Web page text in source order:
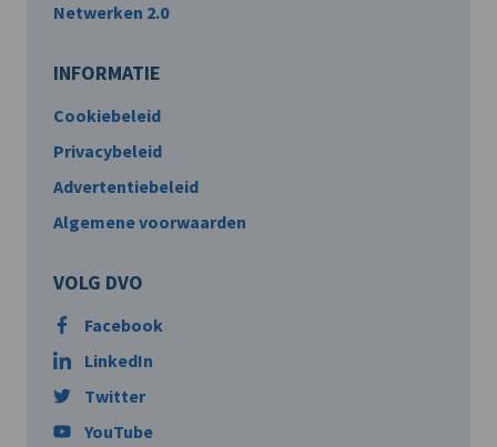
Netwerken 2.0
INFORMATIE
Cookiebeleid
Privacybeleid
Advertentiebeleid
Algemene voorwaarden
VOLG DVO
Facebook
LinkedIn
Twitter
YouTube